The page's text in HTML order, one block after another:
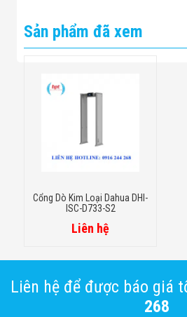
Sản phẩm đã xem
Cổng Dò Kim Loại Dahua DHI-
ISC-D733-S2
Liên hệ
Liên hệ để được báo giá
268